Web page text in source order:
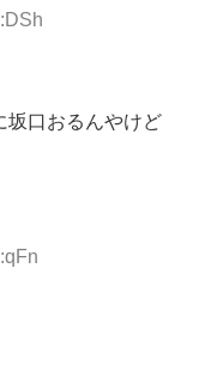
坂口おるんやけど